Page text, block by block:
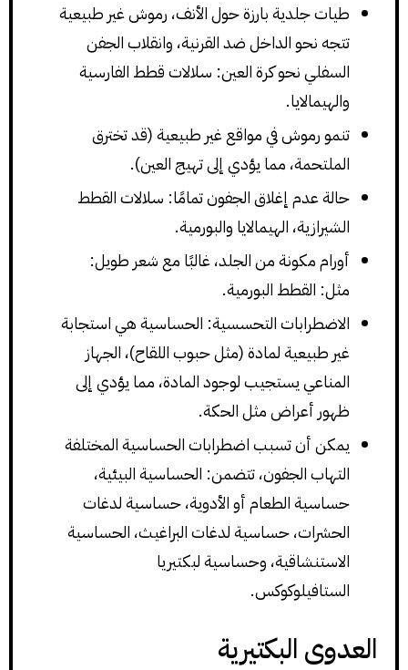
طيات جلدية بارزة حول الأنف، رموش غير طبيعية
تتجه نحو الداخل ضد القرنية، وانقلاب الجفن
السفلي نحو كرة العين: سلالات قطط الفارسية
والهيمالايا.
تنمو رموش في مواقع غير طبيعية (قد تخترق
الملتحمة، مما يؤدي إلى تهيج العين).
حالة عدم إغلاق الجفون تمامًا: سلالات القطط
الشيرازية، الهيمالايا والبورمية.
أورام مكونة من الجلد، غالبًا مع شعر طويل:
مثل: القطط البورمية.
الاضطرابات التحسسية: الحساسية هي استجابة
غير طبيعية لمادة (مثل حبوب اللقاح)، الجهاز
المناعي يستجيب لوجود المادة، مما يؤدي إلى
ظهور أعراض مثل الحكة.
يمكن أن تسبب اضطرابات الحساسية المختلفة
التهاب الجفون، تتضمن: الحساسية البيئية،
حساسية الطعام أو الأدوية، حساسية لدغات
الحشرات، حساسية لدغات البراغيث، الحساسية
الاستنشاقية، وحساسية لبكتيريا
الستافيلوكوكس.
العدوى البكتيرية